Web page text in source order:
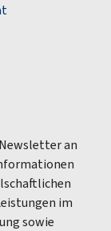
an
im
sowie